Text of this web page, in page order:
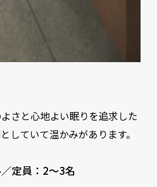
さと心地よい眠りを追求した
していて温かみがあります。
定員：2～3名